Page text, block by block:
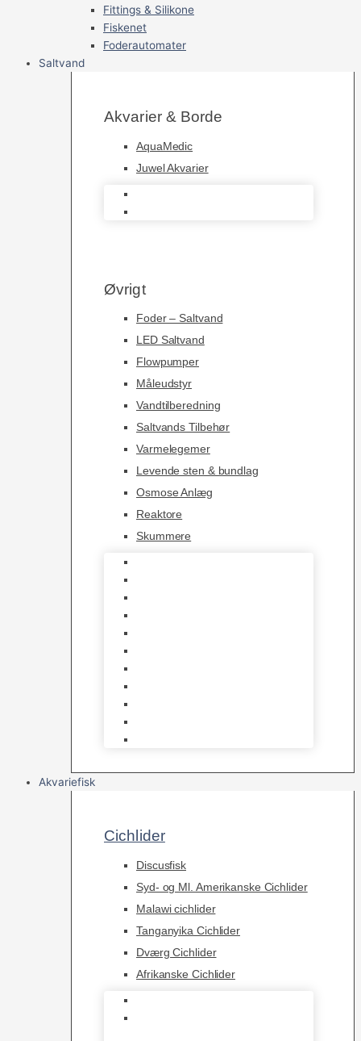
Fittings & Silikone
Fiskenet
Foderautomater
Saltvand
Akvarier & Borde
AquaMedic
Juwel Akvarier
Øvrigt
Foder – Saltvand
LED Saltvand
Flowpumper
Måleudstyr
Vandtilberedning
Saltvands Tilbehør
Varmelegemer
Levende sten & bundlag
Osmose Anlæg
Reaktore
Skummere
Akvariefisk
Cichlider
Discusfisk
Syd- og Ml. Amerikanske Cichlider
Malawi cichlider
Tanganyika Cichlider
Dværg Cichlider
Afrikanske Cichlider